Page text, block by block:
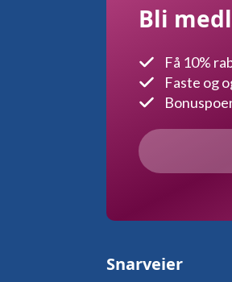
Bli
Få 10%
Faste og
Snarveier